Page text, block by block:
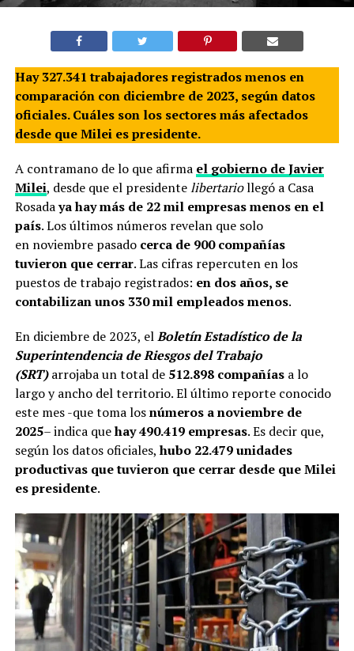
Hay 327.341 trabajadores registrados menos en
comparación con diciembre de 2023, según datos
oficiales. Cuáles son los sectores más afectados
desde que Milei es presidente.
A contramano de lo que afirma el gobierno de Javier
Milei, desde que el presidentelibertariollegó a Casa
Rosadaya hay más de 22 mil empresas menos en el
país. Los últimos números revelan que solo
en noviembre pasadocerca de 900 compañías
tuvieron que cerrar. Las cifras repercuten en los
puestos de trabajo registrados: en dos años, se
contabilizan unos 330 mil empleados menos.
En diciembre de 2023, elBoletín Estadístico de la
Superintendencia de Riesgos del Trabajo
(SRT) arrojaba un total de 512.898 compañías a lo
largo y ancho del territorio. El último reporte conocido
este mes -que toma losnúmeros a noviembre de
2025– indica quehay 490.419 empresas. Es decir que,
según los datos oficiales,hubo 22.479 unidades
productivas que tuvieron que cerrar desde que Milei
es presidente.